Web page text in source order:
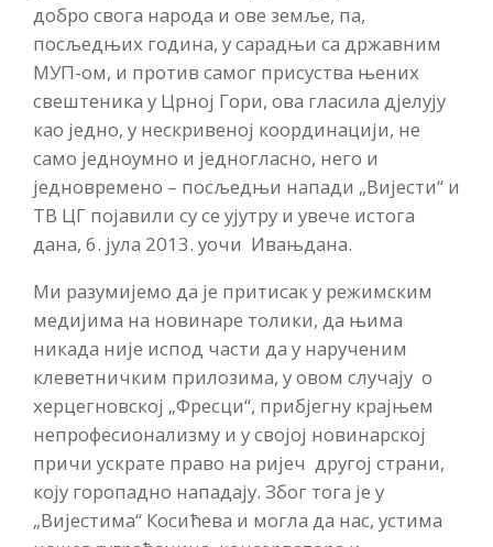
добро свога народа и ове земље, па,
посљедњих година, у сарадњи са државним
МУП-ом, и против самог присуства њених
свештеника у Црној Гори, ова гласила дјелују
као једно, у нескривеној координацији, не
само једноумно и једногласно, него и
једновремено – посљедњи напади „Вијести“ и
ТВ ЦГ појавили су се ујутру и увече истога
дана, 6. јула 2013. уочи Ивањдана.
Ми разумијемо да је притисак у режимским
медијима на новинаре толики, да њима
никада није испод части да у нарученим
клеветничким прилозима, у овом случају о
херцегновској „Фресци“, прибјегну крајњем
непрофесионализму и у својој новинарској
причи ускрате право на ријеч другој страни,
коју горопадно нападају. Због тога је у
„Вијестима“ Косићева и могла да нас, устима